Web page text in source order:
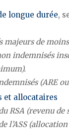
longue durée,
majeurs de
indemnisés
(ARE ou
et allocataires
RSA (revenu de
l’ASS